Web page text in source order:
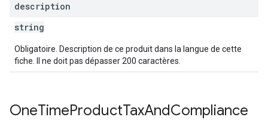
description
string
Obligatoire. Description de ce produit dans la langue de cette
fiche. Il ne doit pas dépasser 200 caractères.
OneTimeProductTaxAndCompliance